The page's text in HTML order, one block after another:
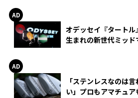
オデッセイ『タート
生まれの新世代ミッ
「ステンレスなのは
い」プロもアマチュ